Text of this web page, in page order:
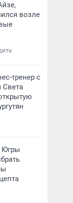
возле
тренер с
Югры